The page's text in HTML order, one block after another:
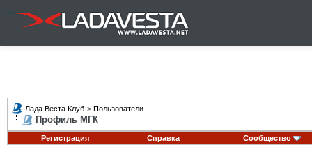
Лада Веста Клуб > Пользователи
Профиль МГК
Регистрация Справка Сообщество